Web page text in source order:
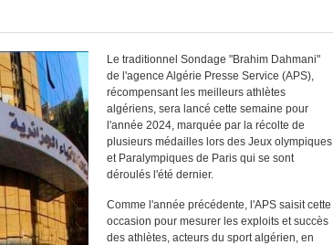
Le traditionnel Sondage "Brahim Dahmani"
de l'agence Algérie Presse Service (APS),
récompensant les meilleurs athlètes
algériens, sera lancé cette semaine pour
l'année 2024, marquée par la récolte de
plusieurs médailles lors des Jeux olympiques
et Paralympiques de Paris qui se sont
déroulés l'été dernier.
Comme l'année précédente, l'APS saisit cette
occasion pour mesurer les exploits et succès
des athlètes, acteurs du sport algérien, en